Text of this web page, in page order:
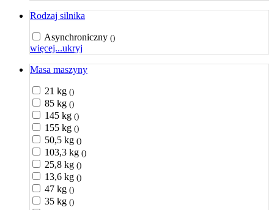
Rodzaj silnika
Asynchroniczny ()
więcej...ukryj
Masa maszyny
21 kg ()
85 kg ()
145 kg ()
155 kg ()
50,5 kg ()
103,3 kg ()
25,8 kg ()
13,6 kg ()
47 kg ()
35 kg ()